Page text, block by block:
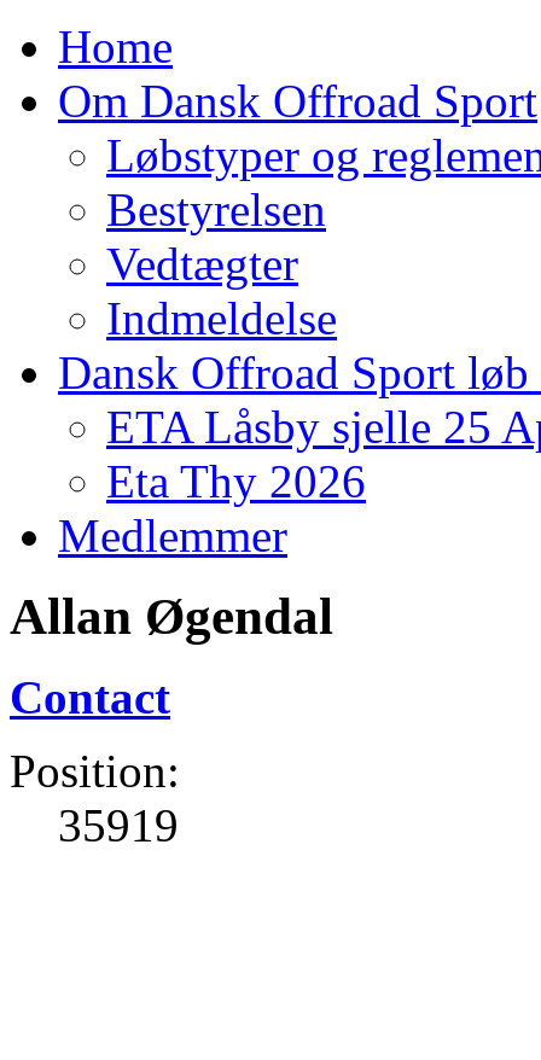
Home
Om Dansk Offroad Sport
Løbstyper og
Bestyrelsen
Vedtægter
Indmeldelse
Dansk Offroad Sport løb
ETA Låsby sjelle 25
Eta Thy 2026
Medlemmer
Allan Øgendal
Contact
Position:
35919